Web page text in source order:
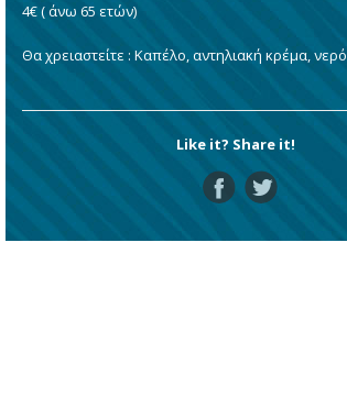
4€ ( άνω 65 ετών)
Θα χρειαστείτε : Καπέλο, αντηλιακή κρέμα, νερό
Like it? Share it!